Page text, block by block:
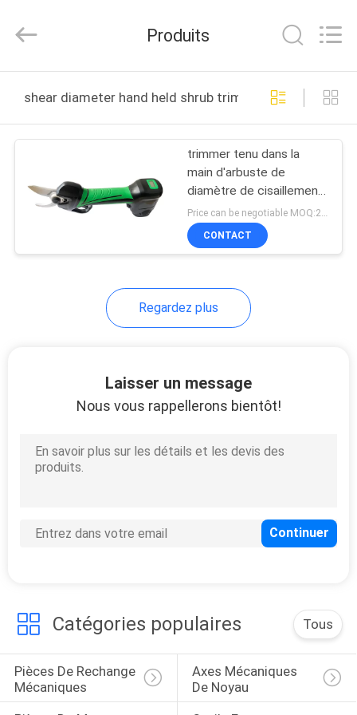
PRODUITS
AU
SUJET
CONTRÔLE
QUALITÉ
NOUS
UNE
CITATION
PLAN
Electromechanical
Tech
Rights
Produits
shear diameter hand held shrub trimmer fabrication en
trimmer tenu dans la
main d'arbuste de
diamètre de cisaillement
de 32mm avec construit
dans la batterie
Price can be negotiable MOQ:20 ensembles
CONTACT
Regardez plus
Laisser un message
Nous vous rappellerons bientôt!
Catégories populaires Tous
Pièces De Rechange
Mécaniques
Axes Mécaniques
De Noyau